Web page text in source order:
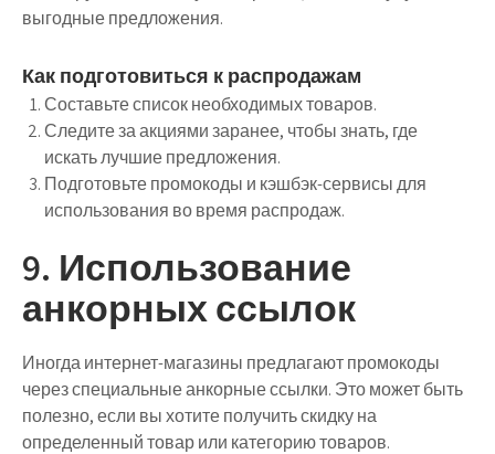
выгодные предложения.
Как подготовиться к распродажам
Составьте список необходимых товаров.
Следите за акциями заранее, чтобы знать, где
искать лучшие предложения.
Подготовьте промокоды и кэшбэк-сервисы для
использования во время распродаж.
9. Использование
анкорных ссылок
Иногда интернет-магазины предлагают промокоды
через специальные анкорные ссылки. Это может быть
полезно, если вы хотите получить скидку на
определенный товар или категорию товаров.